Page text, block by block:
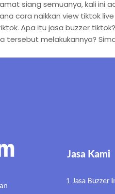
siang semuanya, kali ini
cara naikkan view tiktok
Apa itu jasa buzzer
tersebut melakukannya?
Jasa Kami
1 Jasa Buzzer